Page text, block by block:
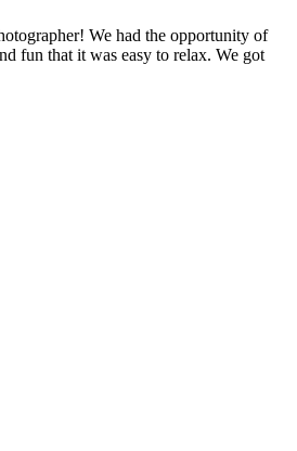
We had the opportunity of
fun that it was easy to relax. We got